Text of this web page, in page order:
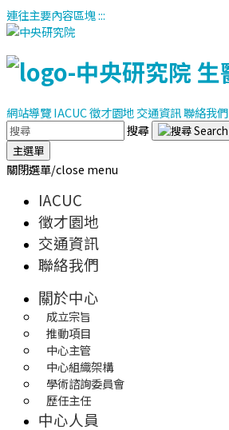
連往主要內容區塊:::
網站導覽IACUC徵才園地交通資訊聯絡我們
搜尋
主選單
關閉選單/close menu
IACUC
徵才園地
交通資訊
聯絡我們
關於中心
成立宗旨
推動項目
中心主管
中心組織架構
學術諮詢委員會
歷任主任
中心人員